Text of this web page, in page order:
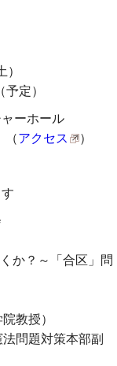
定）
ーホール
（アクセス ）
か？～「合区」問
教授）
問題対策本部副